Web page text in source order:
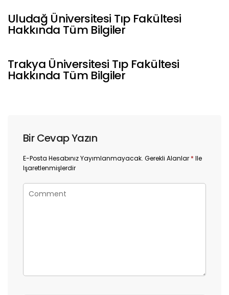
Uludağ Üniversitesi Tıp Fakültesi
Hakkında Tüm Bilgiler
Trakya Üniversitesi Tıp Fakültesi
Hakkında Tüm Bilgiler
Bir Cevap Yazın
E-Posta Hesabınız Yayımlanmayacak. Gerekli Alanlar * Ile
Işaretlenmişlerdir